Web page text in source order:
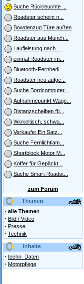
Suche Rückleuchte ...
Roadster scheint n...
Bowdenzug Türe außen
Roadster aus Münch...
Laufleistung nach ...
einmal Roadster im...
Bluetooth-Fernbedi...
Roadster neu aufge...
Suche Bordcomputer...
Aufnahmepunkt Wage...
Distanzscheiben fü...
Wickeltisch, schwa...
Verkaufe: Ein Satz...
Suche Fernlichtlam...
Shortblock Motor M...
Koffer für Gepäckt...
Suche Smart Roadst...
zum Forum
Themen
· alle Themen
· Bild / Video
· Presse
· Technik
Inhalte
· techn. Daten
· Motorpflege